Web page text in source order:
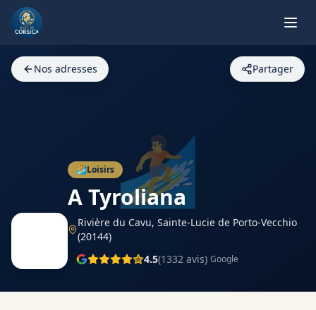
🏄
Nos adresses Partager
🏄Loisirs
A Tyroliana
Rivière du Cavu,Sainte-Lucie de Porto-Vecchio
(20144)
4.5(1332 avis) Google